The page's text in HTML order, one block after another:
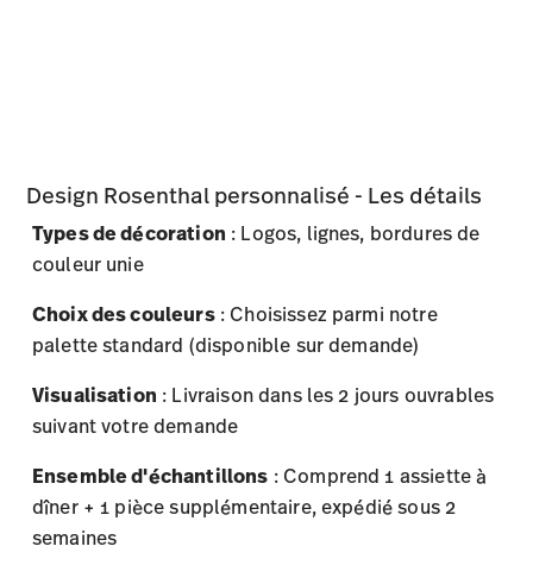
palette standard (disponible sur demande)
Visualisation: Livraison dans les 2 jours ouvrables
suivant votre demande
Ensemble d'échantillons: Comprend 1 assiette à
dîner + 1 pièce supplémentaire, expédié sous 2
semaines
Délai de production: Achevé dans les 2 mois
suivant l'approbation et le paiement
Solutions de design complexes: Services sur
mesure pour les concepts complexes ou exclusifs